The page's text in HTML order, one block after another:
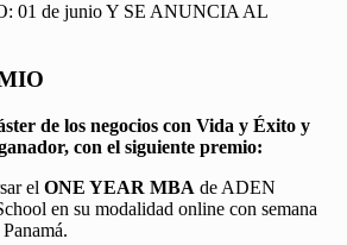
01 de junio Y SE ANUNCIA AL
de los negocios con Vida y Éxito y
con el siguiente premio:
el ONE YEAR MBA de ADEN
en su modalidad online con semana